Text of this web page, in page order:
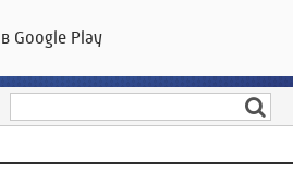
ГТРК «Ивтелерадио»
Google Play